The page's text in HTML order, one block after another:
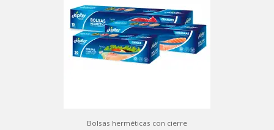
Bolsas herméticas con cierre